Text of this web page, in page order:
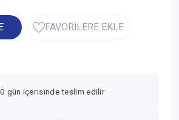
FAVORİLERE EKLE
gün içerisinde teslim edilir